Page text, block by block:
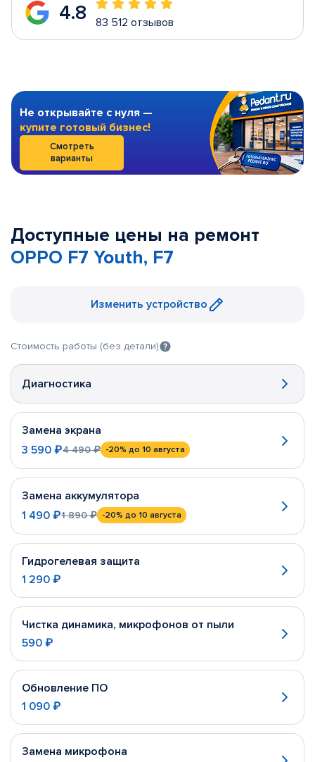
4.8 83 512 отзывов
Не открывайте с нуля —
купите готовый бизнес!
Смотреть
варианты
Доступные цены на ремонт
OPPO F7 Youth, F7
Изменить устройство
Стоимость работы (без детали)
Диагностика
Замена экрана
3 590 ₽4 490 ₽ -20% до 10 августа
Замена аккумулятора
1 490 ₽1 890 ₽ -20% до 10 августа
Гидрогелевая защита
1 290 ₽
Чистка динамика, микрофонов от пыли
590 ₽
Обновление ПО
1 090 ₽
Замена микрофона